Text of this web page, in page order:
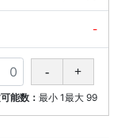
-
能数： 最小 1最大 99